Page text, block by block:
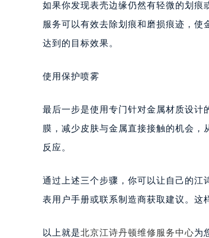
如果你发现表壳边缘仍然有轻微的划痕
服务可以有效去除划痕和磨损痕迹，
达到的目标效果。
使用保护喷雾
最后一步是使用专门针对金属材质设计
膜，减少皮肤与金属直接接触的机会
反应。
通过上述三个步骤，你可以让自己的江
表用户手册或联系制造商获取建议。这
以上就是北京江诗丹顿维修服务中心为